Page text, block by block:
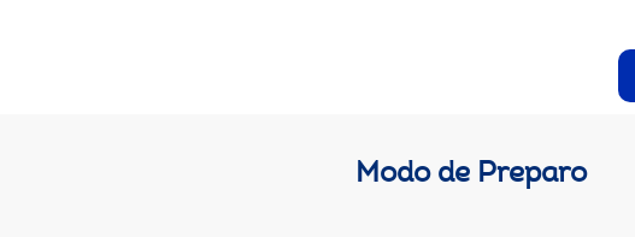
Modo de Preparo